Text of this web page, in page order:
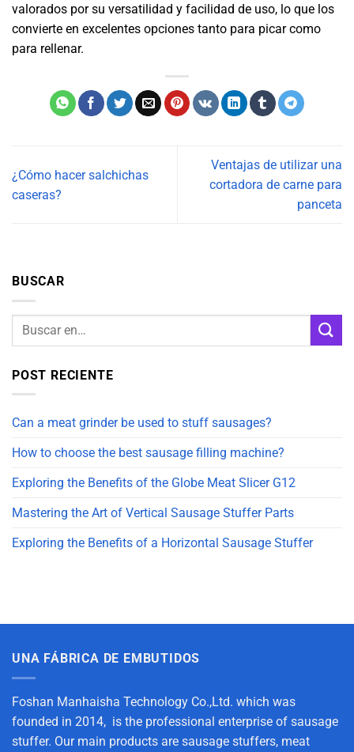
valorados por su versatilidad y facilidad de uso, lo que los
convierte en excelentes opciones tanto para picar como
para rellenar.
¿Cómo hacer salchichas
caseras?
Ventajas de utilizar una
cortadora de carne para
panceta
BUSCAR
POST RECIENTE
Can a meat grinder be used to stuff sausages?
How to choose the best sausage filling machine?
Exploring the Benefits of the Globe Meat Slicer G12
Mastering the Art of Vertical Sausage Stuffer Parts
Exploring the Benefits of a Horizontal Sausage Stuffer
UNA FÁBRICA DE EMBUTIDOS
Foshan Manhaisha Technology Co.,Ltd. which was
founded in 2014, is the professional enterprise of sausage
stuffer. Our main products are sausage stuffers, meat